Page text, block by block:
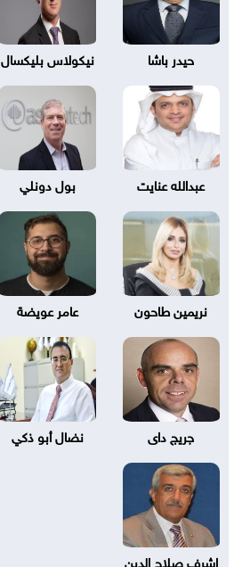
حيدر باشا نيكولاس بليكسال
عبدالله عنايت بول دونلي
نريمين طاحون عامر عويضة
جريج داى نضال أبو ذكي
اشرف صلاح الدين